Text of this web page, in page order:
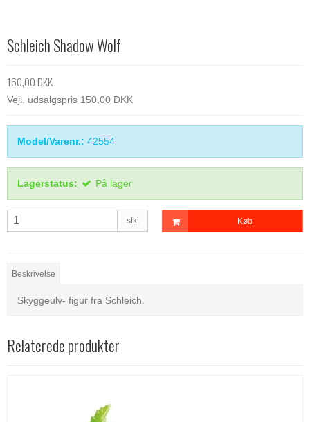
Schleich Shadow Wolf
160,00 DKK
Vejl. udsalgspris 150,00 DKK
Model/Varenr.: 42554
Lagerstatus: På lager
stk. Køb
Beskrivelse
Skyggeulv- figur fra Schleich.
Relaterede produkter